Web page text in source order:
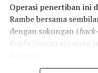
kelestarian ruang hidup
Operasi penertiban ini
Rambe bersama
dengan sokongan (
Polda Gorontalo serta